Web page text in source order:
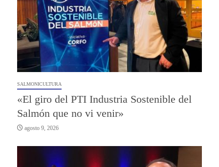
SALMONICULTURA
«El giro del PTI Industria Sostenible del
Salmón que no vi venir»
agosto 9, 2026